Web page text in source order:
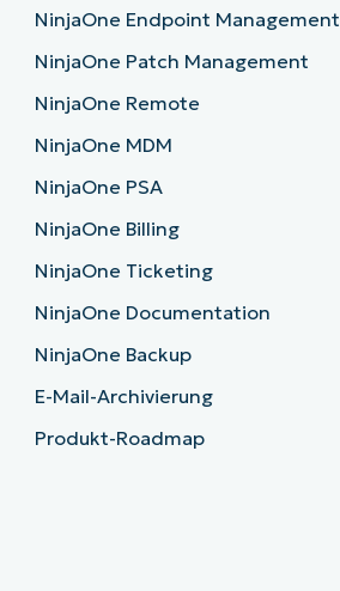
NinjaOne Endpoint Management
NinjaOne Patch Management
NinjaOne Remote
NinjaOne MDM
NinjaOne PSA
NinjaOne Billing
NinjaOne Ticketing
NinjaOne Documentation
NinjaOne Backup
E-Mail-Archivierung
Produkt-Roadmap